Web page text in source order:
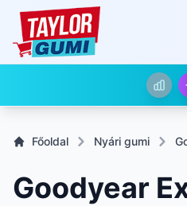
Főoldal Nyári gumi
Goodyear